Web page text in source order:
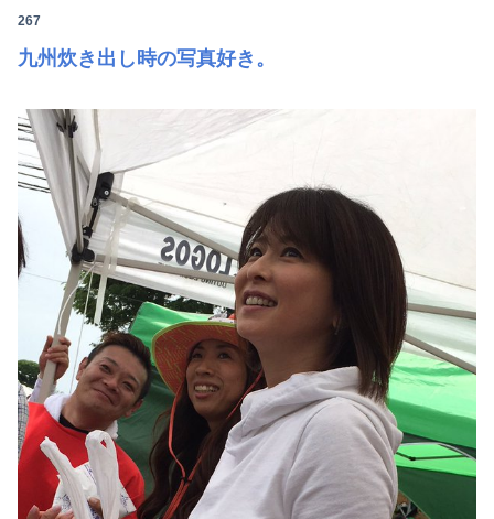
267
九州炊き出し時の写真好き。